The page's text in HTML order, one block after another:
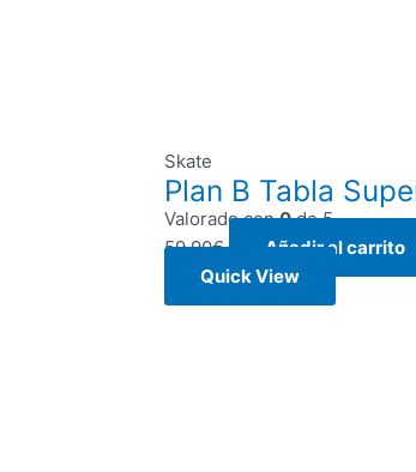
Skate
Plan B Tabla
Valorado con0de 5
59,90€
Añadir al carrito
Quick View